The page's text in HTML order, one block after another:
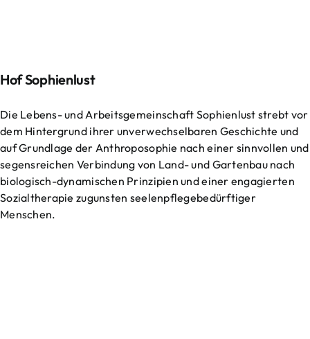
Hof Sophienlust
Die Lebens- und Arbeitsgemeinschaft Sophienlust strebt vor
dem Hintergrund ihrer unverwechselbaren Geschichte und
auf Grundlage der Anthroposophie nach einer sinnvollen und
segensreichen Verbindung von Land- und Gartenbau nach
biologisch-dynamischen Prinzipien und einer engagierten
Sozialtherapie zugunsten seelenpflegebedürftiger
Menschen.